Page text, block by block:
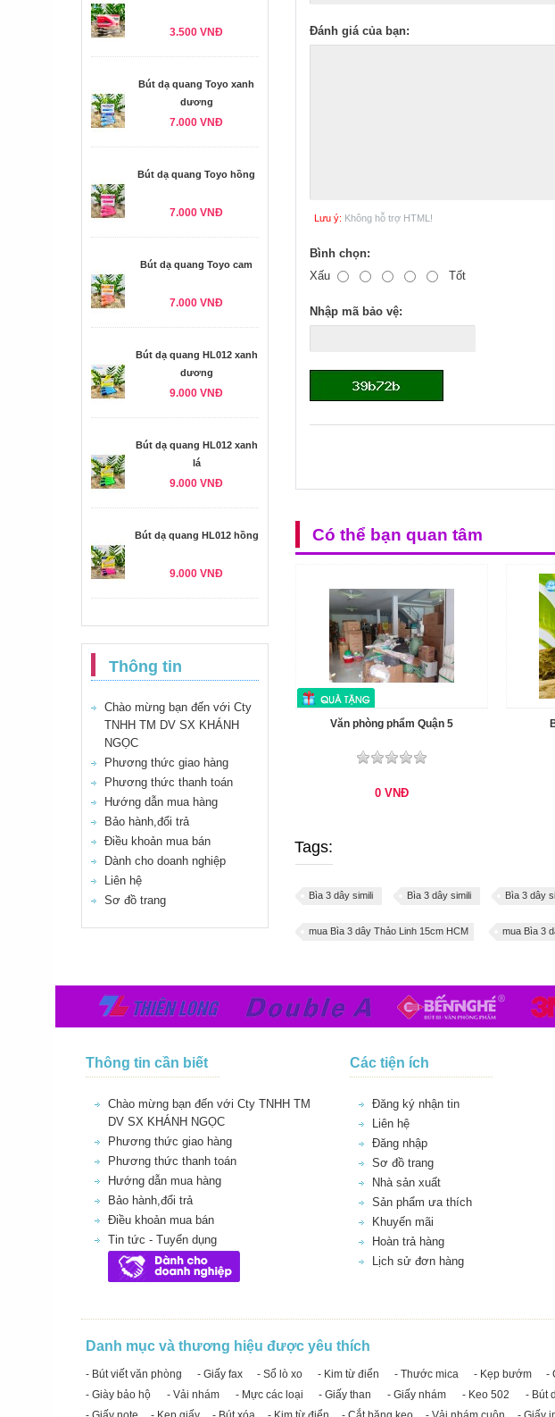
3.500 VNĐ
Bút dạ quang Toyo xanh
dương
7.000 VNĐ
Bút dạ quang Toyo hồng
7.000 VNĐ
Bút dạ quang Toyo cam
7.000 VNĐ
Bút dạ quang HL012 xanh
dương
9.000 VNĐ
Bút dạ quang HL012 xanh
lá
9.000 VNĐ
Bút dạ quang HL012 hồng
9.000 VNĐ
Thông tin
Chào mừng bạn đến với Cty
TNHH TM DV SX KHÁNH
NGỌC
Phương thức giao hàng
Phương thức thanh toán
Hướng dẫn mua hàng
Bảo hành,đổi trả
Điều khoản mua bán
Dành cho doanh nghiệp
Liên hệ
Sơ đồ trang
Đánh giá của bạn:
Lưu ý: Không hỗ trợ HTML!
Bình chọn:
Xấu
Tốt
Nhập mã bảo vệ:
Có thể bạn quan tâm
Văn phòng phẩm Quận 5
0 VNĐ
Tags:
Bìa 3 dây simili Bìa 3 dây simili Bìa 3 dây
mua Bìa 3 dây Thảo Linh 15cm HCM mua Bìa 3
Thông tin cần biết
Chào mừng bạn đến với Cty TNHH TM
DV SX KHÁNH NGỌC
Phương thức giao hàng
Phương thức thanh toán
Hướng dẫn mua hàng
Bảo hành,đổi trả
Điều khoản mua bán
Tin tức - Tuyển dụng
Các tiện ích
Đăng ký nhận tin
Liên hệ
Đăng nhập
Sơ đồ trang
Nhà sản xuất
Sản phẩm ưa thích
Khuyến mãi
Hoàn trả hàng
Lịch sử đơn hàng
Danh mục và thương hiệu được yêu thích
- Bút viết văn phòng - Giấy fax - Sổ lò xo - Kim từ điển - Thước mica - Kẹp bướm -
- Giày bảo hộ
- Vải nhám - Mực các loại - Giấy than - Giấy nhám - Keo 502 - Bút